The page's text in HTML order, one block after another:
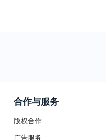
合作与服务
版权合作
广告服务